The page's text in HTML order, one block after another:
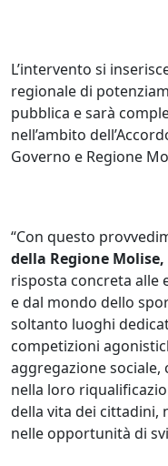
L’intervento si
regionale di
pubblica e sarà
nell’ambito
Governo e Regione
“Con questo
della Regione
risposta concreta alle
e dal mondo dello
soltanto luoghi
competizioni
aggregazione
nella loro
della vita dei cittadini,
nelle opportunità di